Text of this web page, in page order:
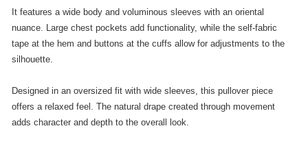
It features a wide body and voluminous sleeves with an oriental
nuance. Large chest pockets add functionality, while the self-fabric
tape at the hem and buttons at the cuffs allow for adjustments to the
silhouette.
Designed in an oversized fit with wide sleeves, this pullover piece
offers a relaxed feel. The natural drape created through movement
adds character and depth to the overall look.